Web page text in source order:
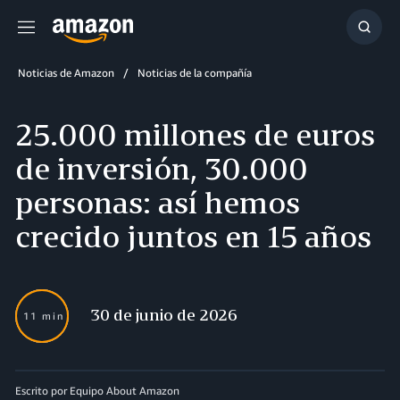
Menú
Noticias de Amazon Noticias de la compañía
25.000 millones de euros
de inversión, 30.000
personas: así hemos
crecido juntos en 15 años
11 min 30 de junio de 2026
Escrito por Equipo About Amazon